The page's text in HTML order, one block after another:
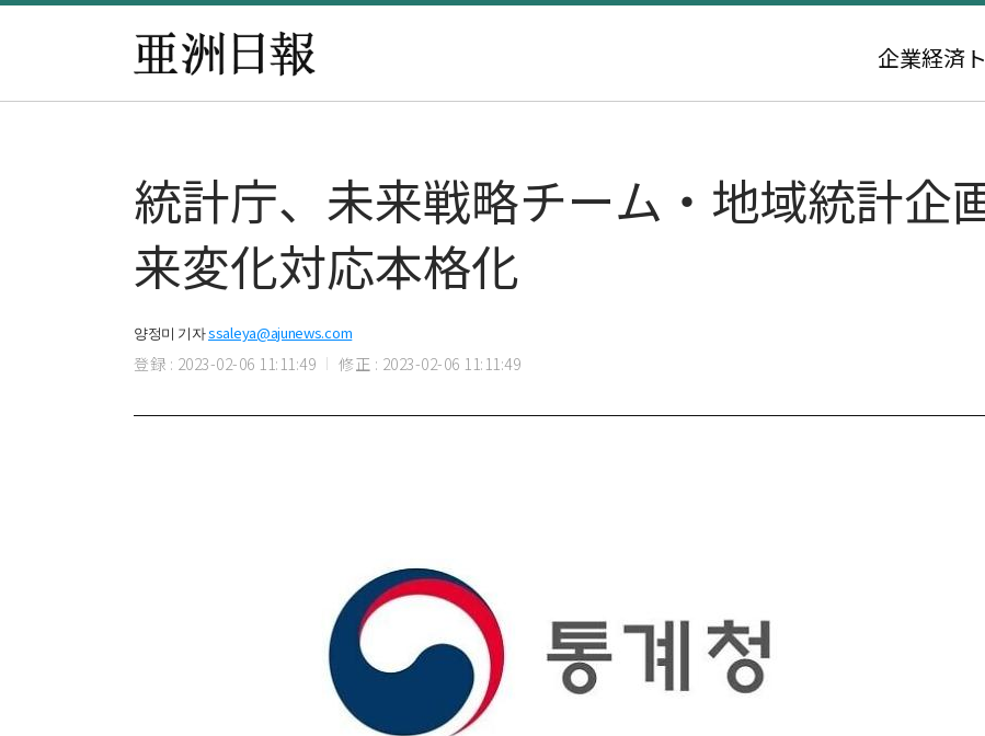
企業経済
統計庁、未来戦略チーム・地域統計
来変化対応本格化
양정미 기자ssaleya@ajunews.com
登録 : 2023-02-06 11:11:49 修正 : 2023-02-06 11:11:49